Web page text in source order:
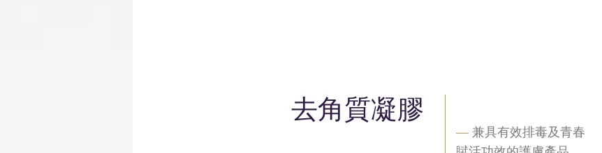
去角質凝膠
— 兼具有效排毒及青春